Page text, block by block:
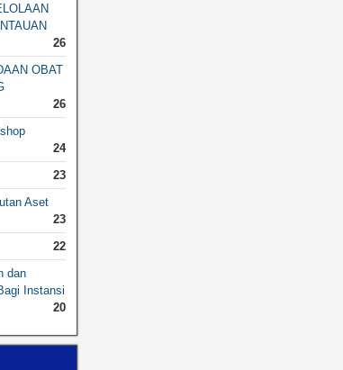
26
OBAT
26
24
23
Aset
23
22
dan
Instansi
20